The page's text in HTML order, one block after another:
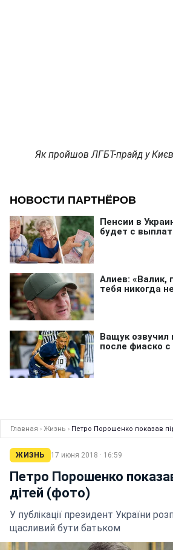
Як пройшов ЛГБТ-прайд у
Главная › Жизнь › Петро Порошенко показав
ЖИЗНЬ 17 июня 2018 · 16:59
Петро Порошенко
дітей (фото)
У публікації президент України
щасливий бути батьком